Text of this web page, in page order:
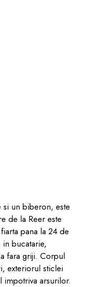
un biberon, este
de la Reer este
pana la 24 de
bucatarie,
fara griji. Corpul
exteriorul sticlei
impotriva arsurilor.